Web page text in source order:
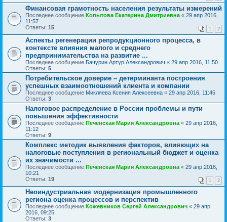
Финансовая грамотность населения результаты измерений
Последнее сообщение Копытова Екатерина Дмитриевна « 29 апр 2016,
11:57
Ответы: 15 1 2
Аспекты регенерации репродукционного процесса, в
контексте влияния малого и среднего
предпринимательства на развитие ...
Последнее сообщение Бачурин Артур Александрович « 29 апр 2016, 11:50
Ответы: 5
Потребительское доверие – детерминанта построения
успешных взаимоотношений клиента и компании
Последнее сообщение Микляева Ксения Алексеевна « 29 апр 2016, 11:45
Ответы: 3
Налоговое распределение в России проблемы и пути
повышения эффективности
Последнее сообщение Печенская Мария Александровна « 29 апр 2016,
11:12
Ответы: 9
Комплекс методик выявления факторов, влияющих на
налоговые поступления в региональный бюджет и оценка
их значимости ...
Последнее сообщение Печенская Мария Александровна « 29 апр 2016,
10:21
Ответы: 19 1 2
Неоиндустриальная модернизация промышленного
региона оценка процессов и перспектив
Последнее сообщение Кожевников Сергей Александрович « 29 апр
2016, 09:25
Ответы: 3